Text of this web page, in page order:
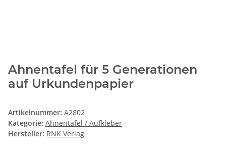
Ahnentafel für 5 Generationen
auf Urkundenpapier
Artikelnummer: A2802
Kategorie: Ahnentafel / Aufkleber
Hersteller: RNK Verlag